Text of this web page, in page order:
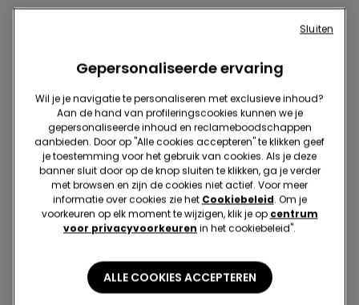
Gerecycleerde microvezel
Bikinibroekje Met Hoge Top
Gerecycleerde microvezel
5 Kleuren
Voorgevormde en Diep
Gepersonaliseerde ervaring
Wil je je navigatie te personaliseren met exclusieve inhoud?
Aan de hand van profileringscookies kunnen we je
gepersonaliseerde inhoud en reclameboodschappen
aanbieden. Door op "Alle cookies accepteren" te klikken geef
je toestemming voor het gebruik van cookies. Als je deze
banner sluit door op de knop sluiten te klikken, ga je verder
met browsen en zijn de cookies niet actief. Voor meer
informatie over cookies zie het Cookiebeleid. Om je
voorkeuren op elk moment te wijzigen, klik je op centrum
voor privacyvoorkeuren in het cookiebeleid".
ALLE COOKIES ACCEPTEREN
Sluiten